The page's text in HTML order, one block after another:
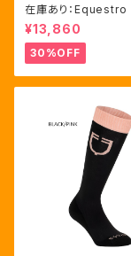
在庫あり：
n's テクニカル トレ
ポロシャツ Royal
サイズ（ETW00064）
¥13,860
30%OFF